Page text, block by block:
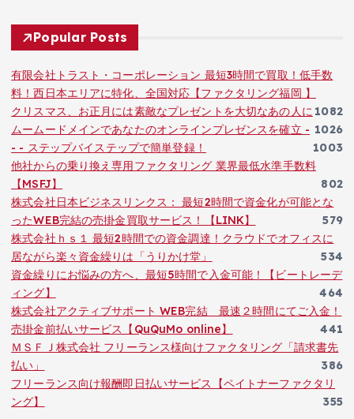
Popular Posts
有限会社トラスト・コーポレーション 最短3時間で買取！低手数
料！西日本エリアに特化、全国対応【ファクタリング福岡 】
1082
クリスマス、お正月には素敵なプレゼントを大切なあの人に
1026
ムームードメインであなたのオンラインプレゼンスを確立 -
- - ステップバイステップで簡単登録！
1003
他社からの乗り換え専用ファクタリング 業界最低水準手数料
【MSFJ】
802
株式会社日本ビジネスリンクス： 最短2時間で資金化が可能とな
ったWEB完結の売掛金買取サービス！【LINK】
579
株式会社ｈｓ１ 最短2時間での資金調達！クラウドでオフィスに
居ながら楽々資金繰りは「うりかけ堂」
534
資金繰りにお悩みの方へ、最短5時間で入金可能！【ビートレーデ
ィング】
464
株式会社アクティブサポート WEB完結 最速２時間にてご入金！
売掛金前払いサービス【QuQuMo online】
441
ＭＳＦＪ株式会社 フリーランス様向けファクタリング「請求書先
払い」
386
フリーランス向け報酬即日払いサービス【ペイトナーファクタリ
ング】
355